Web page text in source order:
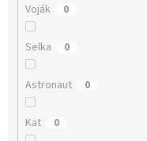
Voják 0
Selka 0
Astronaut 0
Kat 0